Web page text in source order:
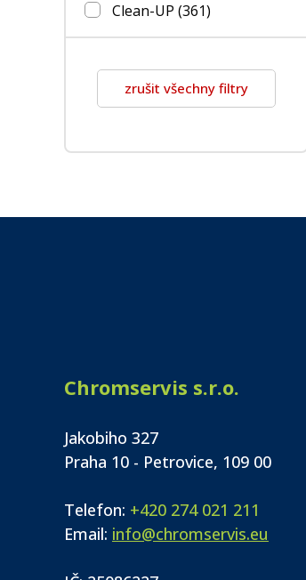
Clean-UP (361)
zrušit všechny filtry
Chromservis s.r.o.
Jakobiho 327
Praha 10 - Petrovice, 109 00
Telefon: +420 274 021 211
Email: info@chromservis.eu